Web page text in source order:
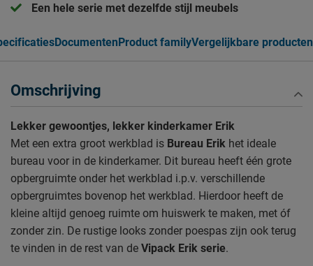
Een hele serie met dezelfde stijl meubels
DocumentenProduct familyVergelijkbare producten
Omschrijving
Lekker gewoontjes, lekker kinderkamer Erik
Met een extra groot werkblad is Bureau Erik het ideale
bureau voor in de kinderkamer. Dit bureau heeft één grote
opbergruimte onder het werkblad i.p.v. verschillende
opbergruimtes bovenop het werkblad. Hierdoor heeft de
kleine altijd genoeg ruimte om huiswerk te maken, met óf
zonder zin. De rustige looks zonder poespas zijn ook terug
te vinden in de rest van de Vipack Erik serie.